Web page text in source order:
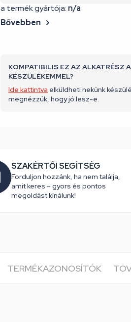
a termék gyártója: n/a
Bővebben
KOMPATIBILIS EZ AZ ALKATRÉSZ A
KÉSZÜLÉKEMMEL?
Ide kattintva elküldheti nekünk
megnézzük, hogy jó lesz-e.
SZAKÉRTŐI SEGÍTSÉG
Forduljon hozzánk, ha nem találja,
amit keres – gyors és pontos
megoldást kínálunk!
TERMÉKAZONOSÍTÓK